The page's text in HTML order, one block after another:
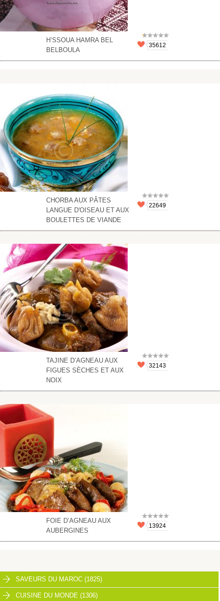
H’SSOUA HAMRA BEL
BELBOULA
35612
CHORBA AUX PÂTES
LANGUE D'OISEAU ET AUX
BOULETTES DE VIANDE
22649
TAJINE D’AGNEAU AUX
FIGUES SÈCHES ET AUX
NOIX
32143
FOIE D’AGNEAU AUX
AUBERGINES
13924
SAVEURS DU MAROC (1825)
CUISINE DU MONDE (1306)